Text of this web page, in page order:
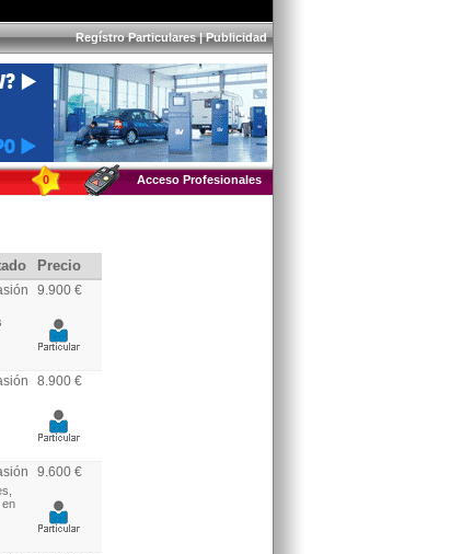
Regístro Particulares|Publicidad
0 Acceso Profesionales
Precio
9.900 €
8.900 €
9.600 €
en